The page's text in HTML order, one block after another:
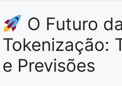
O Futuro da
Tokenização:
e Previsões